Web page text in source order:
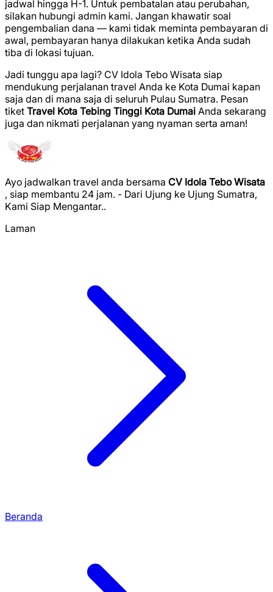
jadwal hingga H-1. Untuk pembatalan atau perubahan,
silakan hubungi admin kami. Jangan khawatir soal
pengembalian dana — kami tidak meminta pembayaran di
awal, pembayaran hanya dilakukan ketika Anda sudah
tiba di lokasi tujuan.
Jadi tunggu apa lagi? CV Idola Tebo Wisata siap
mendukung perjalanan travel Anda ke Kota Dumai kapan
saja dan di mana saja di seluruh Pulau Sumatra. Pesan
tiket Travel Kota Tebing Tinggi Kota Dumai Anda sekarang
juga dan nikmati perjalanan yang nyaman serta aman!
Ayo jadwalkan travel anda bersama CV Idola Tebo Wisata
, siap membantu 24 jam. - Dari Ujung ke Ujung Sumatra,
Kami Siap Mengantar..
Laman
Beranda